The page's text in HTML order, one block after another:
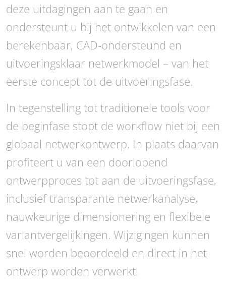
deze uitdagingen aan te gaan en
ondersteunt u bij het ontwikkelen van een
berekenbaar, CAD-ondersteund en
uitvoeringsklaar netwerkmodel – van het
eerste concept tot de uitvoeringsfase.
In tegenstelling tot traditionele tools voor
de beginfase stopt de workflow niet bij een
globaal netwerkontwerp. In plaats daarvan
profiteert u van een doorlopend
ontwerpproces tot aan de uitvoeringsfase,
inclusief transparante netwerkanalyse,
nauwkeurige dimensionering en flexibele
variantvergelijkingen. Wijzigingen kunnen
snel worden beoordeeld en direct in het
ontwerp worden verwerkt.